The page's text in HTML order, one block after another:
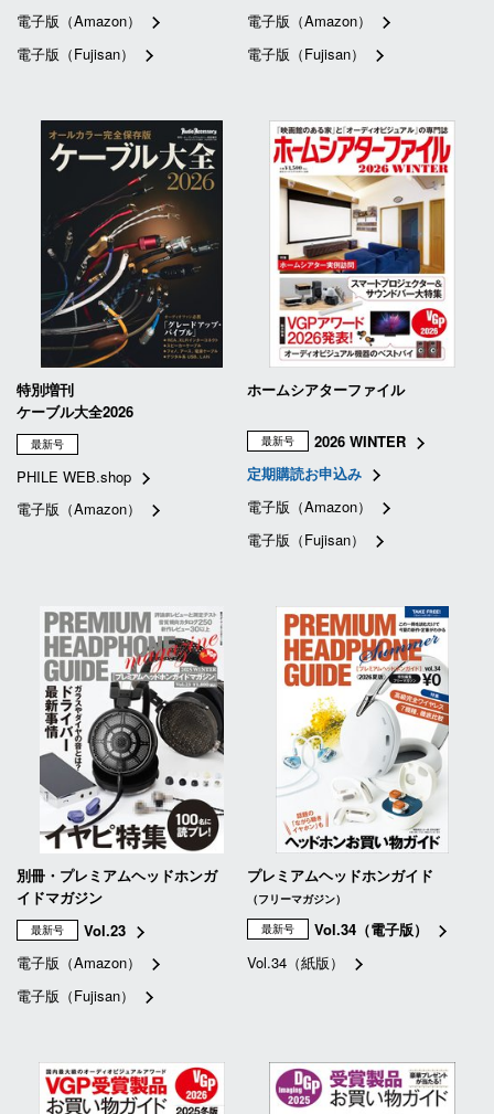
電子版（Amazon）
電子版（Fujisan）
電子版（Amazon）
電子版（Fujisan）
特別増刊
ケーブル大全2026
最新号
PHILE WEB.shop
電子版（Amazon）
ホームシアターファイル
最新号
2026 WINTER
定期購読お申込み
電子版（Amazon）
電子版（Fujisan）
別冊・プレミアムヘッドホンガ
イドマガジン
最新号
Vol.23
電子版（Amazon）
電子版（Fujisan）
プレミアムヘッドホンガイド
（フリーマガジン）
最新号
Vol.34（電子版）
Vol.34（紙版）